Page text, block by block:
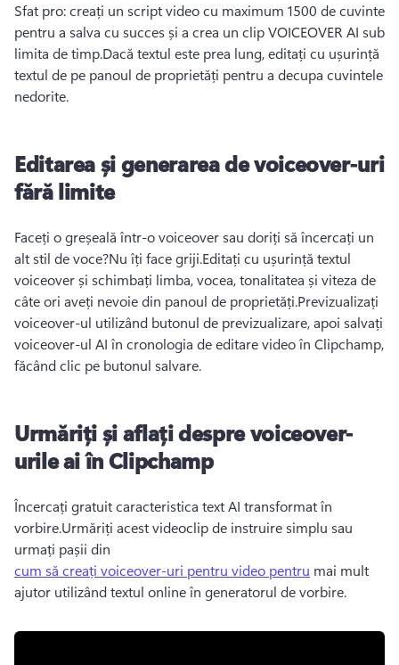
Sfat pro: creați un script video cu maximum 1500 de cuvinte
pentru a salva cu succes și a crea un clip VOICEOVER AI sub
limita de timp.Dacă textul este prea lung, editați cu ușurință
textul de pe panoul de proprietăți pentru a decupa cuvintele
nedorite.
Editarea și generarea de voiceover-uri
fără limite
Faceți o greșeală într-o voiceover sau doriți să încercați un
alt stil de voce?Nu îți face griji.Editați cu ușurință textul
voiceover și schimbați limba, vocea, tonalitatea și viteza de
câte ori aveți nevoie din panoul de proprietăți.Previzualizați
voiceover-ul utilizând butonul de previzualizare, apoi salvați
voiceover-ul AI în cronologia de editare video în Clipchamp,
făcând clic pe butonul salvare.
Urmăriți și aflați despre voiceover-
urile ai în Clipchamp
Încercați gratuit caracteristica text AI transformat în
vorbire.Urmăriți acest videoclip de instruire simplu sau
urmați pașii din
cum să creați voiceover-uri pentru video pentru mai mult
ajutor utilizând textul online în generatorul de vorbire.